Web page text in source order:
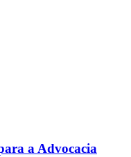
a Advocacia